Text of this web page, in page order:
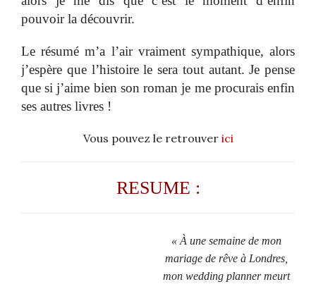
pouvoir la découvrir.
Le résumé m’a l’air vraiment sympathique, alors
j’espère que l’histoire le sera tout autant. Je pense
que si j’aime bien son roman je me procurais enfin
ses autres livres !
Vous pouvez le retrouver ici
RESUME :
« À une semaine de mon
mariage de rêve à Londres,
mon wedding planner meurt